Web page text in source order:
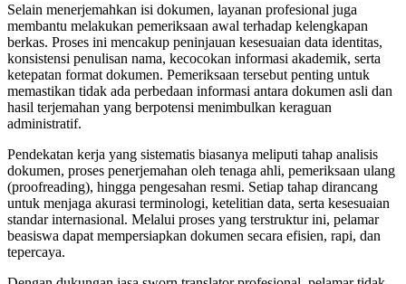
Selain menerjemahkan isi dokumen, layanan profesional juga
membantu melakukan pemeriksaan awal terhadap kelengkapan
berkas. Proses ini mencakup peninjauan kesesuaian data identitas,
konsistensi penulisan nama, kecocokan informasi akademik, serta
ketepatan format dokumen. Pemeriksaan tersebut penting untuk
memastikan tidak ada perbedaan informasi antara dokumen asli dan
hasil terjemahan yang berpotensi menimbulkan keraguan
administratif.
Pendekatan kerja yang sistematis biasanya meliputi tahap analisis
dokumen, proses penerjemahan oleh tenaga ahli, pemeriksaan ulang
(proofreading), hingga pengesahan resmi. Setiap tahap dirancang
untuk menjaga akurasi terminologi, ketelitian data, serta kesesuaian
standar internasional. Melalui proses yang terstruktur ini, pelamar
beasiswa dapat mempersiapkan dokumen secara efisien, rapi, dan
tepercaya.